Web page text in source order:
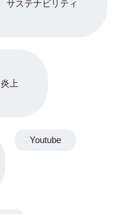
サステナビリティ
炎上
Youtube